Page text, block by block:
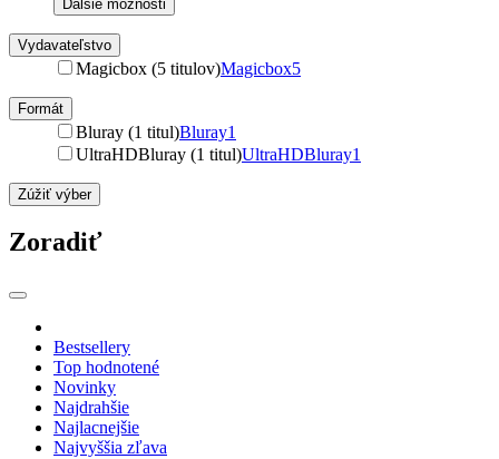
Ďalšie možnosti
Vydavateľstvo
Magicbox (5 titulov)Magicbox5
Formát
Bluray (1 titul)Bluray1
UltraHDBluray (1 titul)UltraHDBluray1
Zúžiť výber
Zoradiť
Bestsellery
Top hodnotené
Novinky
Najdrahšie
Najlacnejšie
Najvyššia zľava